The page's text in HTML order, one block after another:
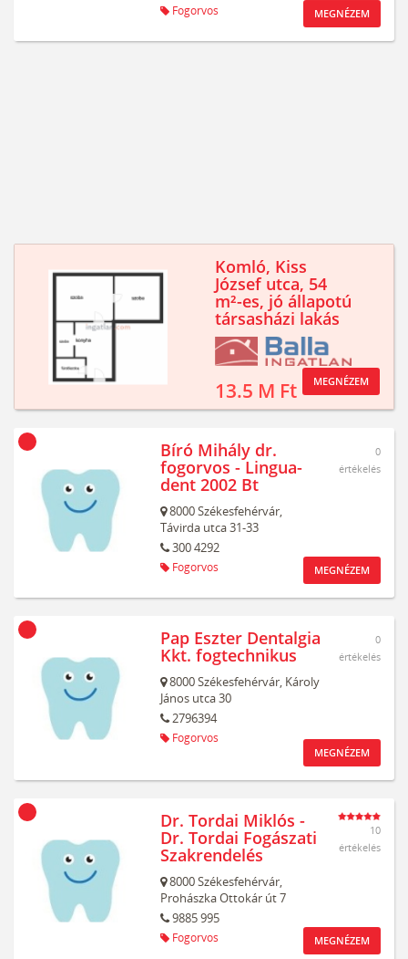
Fogorvos MEGNÉZEM
Komló, Kiss
József utca, 54
m²-es, jó állapotú
társasházi lakás
13.5 M Ft MEGNÉZEM
Bíró Mihály dr.
fogorvos - Lingua-
dent 2002 Bt
8000Székesfehérvár,
Távirda utca 31-33
300 4292
Fogorvos
0
értékelés
MEGNÉZEM
Pap Eszter Dentalgia
Kkt. fogtechnikus
8000Székesfehérvár, Károly
János utca 30
2796394
Fogorvos
0
értékelés
MEGNÉZEM
Dr. Tordai Miklós -
Dr. Tordai Fogászati
Szakrendelés
8000Székesfehérvár,
Prohászka Ottokár út 7
9885 995
Fogorvos
10
értékelés
MEGNÉZEM